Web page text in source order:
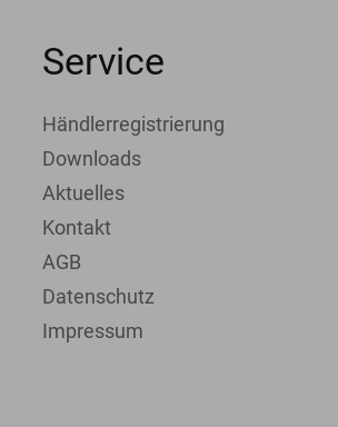
Service
Händlerregistrierung
Downloads
Aktuelles
Kontakt
AGB
Datenschutz
Impressum